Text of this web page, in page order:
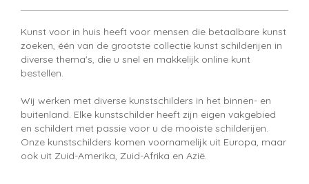
Kunst voor in huis heeft voor mensen die betaalbare kunst
zoeken, één van de grootste collectie kunst schilderijen in
diverse thema's, die u snel en makkelijk online kunt
bestellen.
Wij werken met diverse kunstschilders in het binnen- en
buitenland. Elke kunstschilder heeft zijn eigen vakgebied
en schildert met passie voor u de mooiste schilderijen.
Onze kunstschilders komen voornamelijk uit Europa, maar
ook uit Zuid-Amerika, Zuid-Afrika en Azië.